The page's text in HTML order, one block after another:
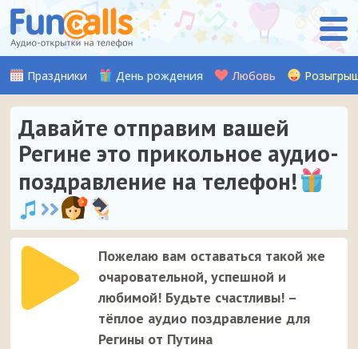
Праздники День рождения Любовь
Давайте отправим вашей
Регине это прикольное аудио-
поздравление на телефон!
Пожелаю вам оставаться такой же
очаровательной, успешной и
любимой! Будьте счастливы! –
тёплое аудио поздравление для
Регины от Путина